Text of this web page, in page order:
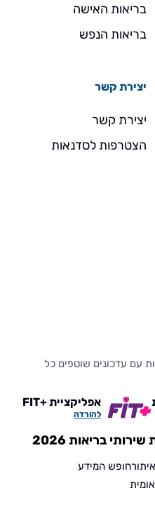
בריאות האישה
בריאות הנפש
יצירת קשר
יצירת קשר
הצטרפות לסדנאות
עם עדכונים שוטפים כל
אפליקציית +FIT
להורדה
בריאות 2026
חופש המידע